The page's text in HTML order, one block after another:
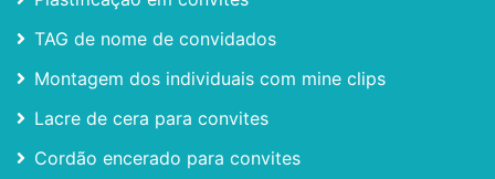
TAG de nome de convidados
Montagem dos individuais com mine clips
Lacre de cera para convites
Cordão encerado para convites